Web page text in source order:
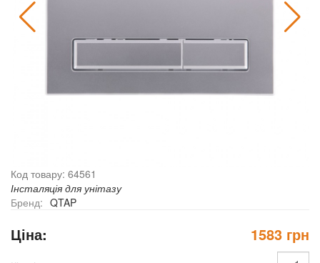
Код товару: 64561
Інсталяція для унітазу
Бренд: QTAP
Ціна: 1583 грн